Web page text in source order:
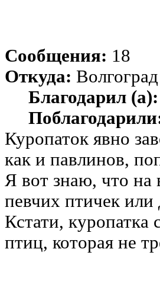
Сообщения: 18
Откуда: Волгоград
Благодарил (а):
Куропаток явно
как и павлинов,
Я вот знаю, что на
певчих птичек
Кстати, куропатка
птиц, которая не